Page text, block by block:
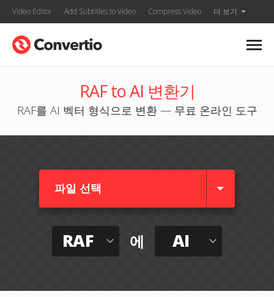
Video Editor Add Subtitles to Video Compress Video 더 보기
RAF to AI 변환기
RAF를 AI 벡터 형식으로 변환 — 무료 온라인 도구
파일 선택
RAF 에 AI